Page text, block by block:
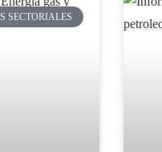
SECTORIALES